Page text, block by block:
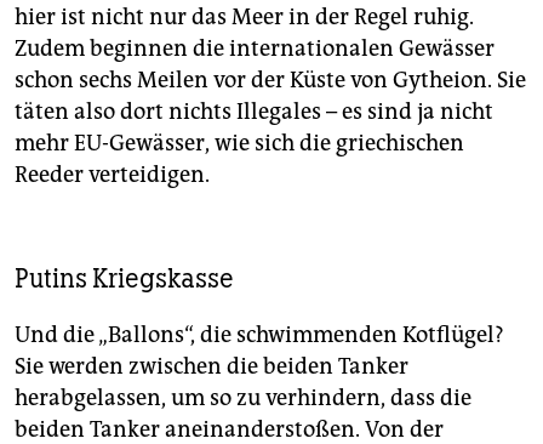
hier ist nicht nur das Meer in der Regel ruhig.
Zudem beginnen die internationalen Gewässer
schon sechs Meilen vor der Küste von Gytheion. Sie
täten also dort nichts Illegales – es sind ja nicht
mehr EU-Gewässer, wie sich die griechischen
Reeder verteidigen.
Putins Kriegskasse
Und die „Ballons“, die schwimmenden Kotflügel?
Sie werden zwischen die beiden Tanker
herabgelassen, um so zu verhindern, dass die
beiden Tanker aneinanderstoßen. Von der